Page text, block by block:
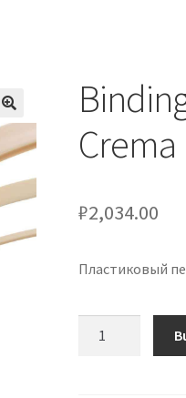
Crema
₽2,034.00
Пластиковый